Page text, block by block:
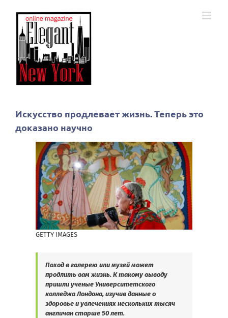
Искусство продлевает жизнь. Теперь это
доказано научно
GETTY IMAGES
Поход в галерею или музей может
продлить вам жизнь. К такому выводу
пришли ученые Университетского
колледжа Лондона, изучив данные о
здоровье и увлечениях нескольких тысяч
англичан старше 50 лет.